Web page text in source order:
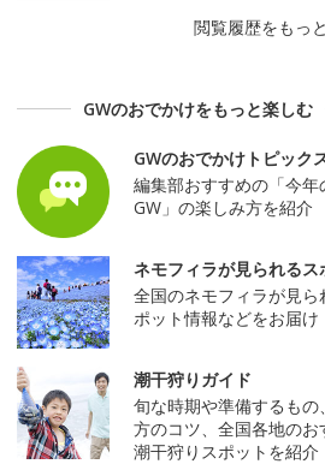
閲覧履歴をもっ
GWのおでかけをもっと楽しむ
GWのおでかけトピック
編集部おすすめの「今年
GW」の楽しみ方を紹介
ネモフィラが見られるス
全国のネモフィラが見ら
ポット情報などをお届け
潮干狩りガイド
旬な時期や準備するもの
方のコツ、全国各地のお
潮干狩りスポットを紹介